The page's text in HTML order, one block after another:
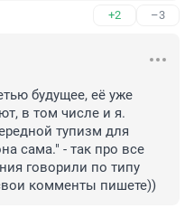
+2 –3
будущее, её уже
в том числе и я.
тупизм для
сама." - так про все
говорили по типу
комменты пишете))